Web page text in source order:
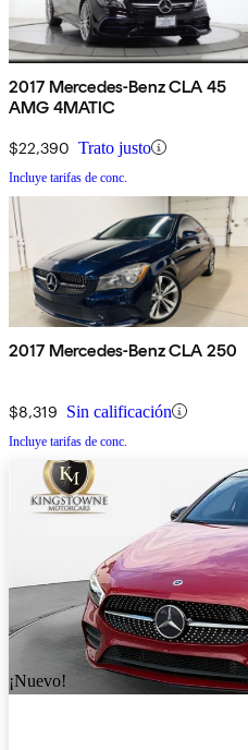
2017 Mercedes-Benz CLA 45
AMG 4MATIC
$22,390 Trato justo
Incluye tarifas de conc.
2017 Mercedes-Benz CLA 250
$8,319 Sin calificación
Incluye tarifas de conc.
¡Nuevo!